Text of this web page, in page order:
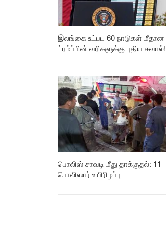
இலங்கை உட்பட 60 நாடுகள் மீதான
ட்ரம்ப்பின் வரிகளுக்கு புதிய சவால்!
பொலிஸ் சாவடி மீது தாக்குதல்: 11
பொலிஸார் உயிரிழப்பு